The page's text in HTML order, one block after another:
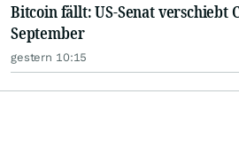
Bitcoin fällt: US-Senat verschiebt
September
gestern 10:15